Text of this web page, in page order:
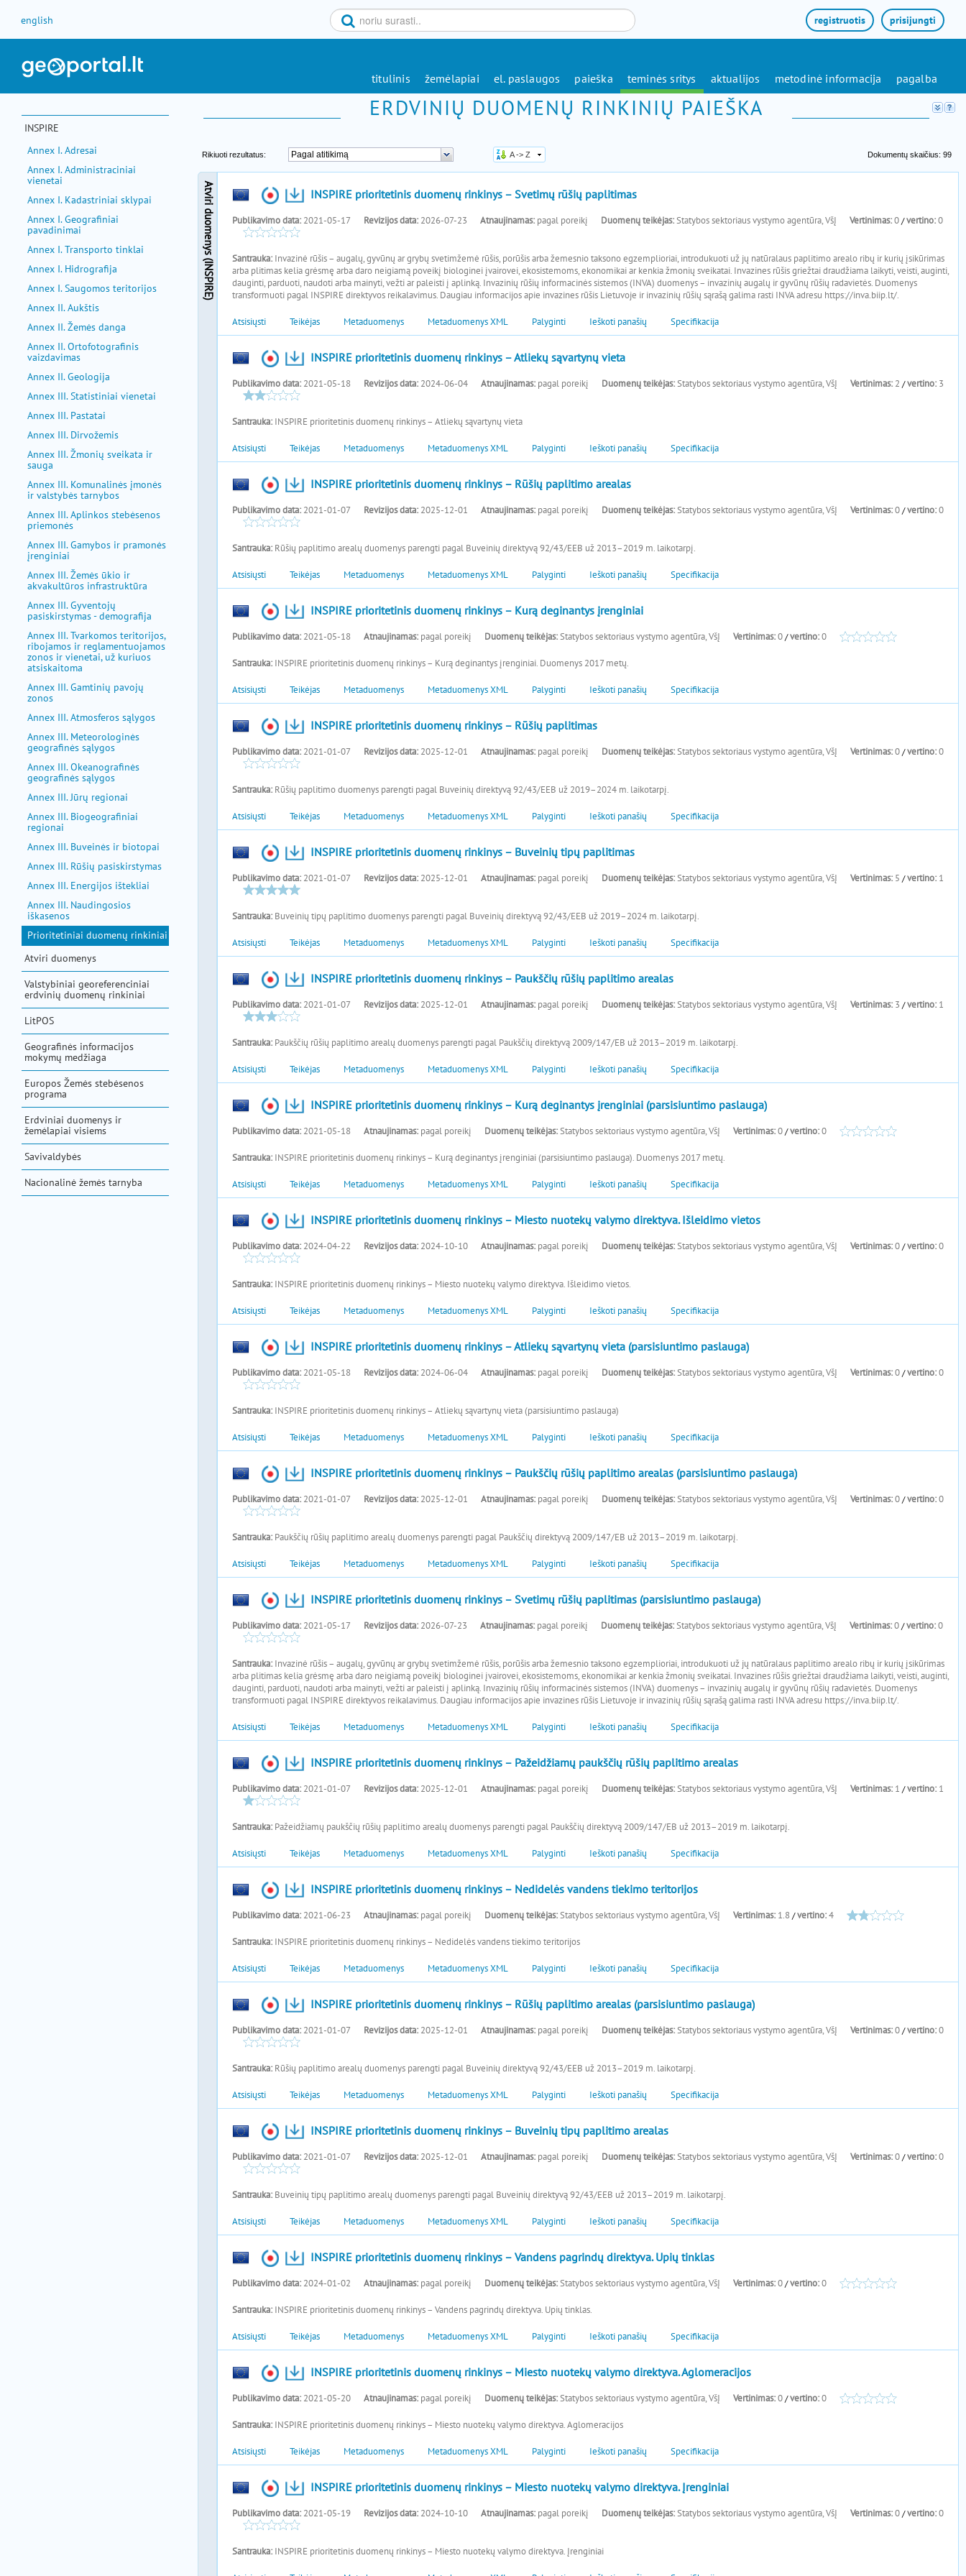
english
prisijungti
registruotis
titulinis žemėlapiai el. paslaugos paieška teminės sritys aktualijos metodinė informacija pagalba
INSPIRE
Annex I. Adresai
Annex I. Administraciniai
vienetai
Annex I. Kadastriniai sklypai
Annex I. Geografiniai
pavadinimai
Annex I. Transporto tinklai
Annex I. Hidrografija
Annex I. Saugomos teritorijos
Annex II. Aukštis
Annex II. Žemės danga
Annex II. Ortofotografinis
vaizdavimas
Annex II. Geologija
Annex III. Statistiniai vienetai
Annex III. Pastatai
Annex III. Dirvožemis
Annex III. Žmonių sveikata ir
sauga
Annex III. Komunalinės įmonės
ir valstybės tarnybos
Annex III. Aplinkos stebėsenos
priemonės
Annex III. Gamybos ir pramonės
įrenginiai
Annex III. Žemės ūkio ir
akvakultūros infrastruktūra
Annex III. Gyventojų
pasiskirstymas - demografija
Annex III. Tvarkomos teritorijos,
ribojamos ir reglamentuojamos
zonos ir vienetai, už kuriuos
atsiskaitoma
Annex III. Gamtinių pavojų
zonos
Annex III. Atmosferos sąlygos
Annex III. Meteorologinės
geografinės sąlygos
Annex III. Okeanografinės
geografinės sąlygos
Annex III. Jūrų regionai
Annex III. Biogeografiniai
regionai
Annex III. Buveinės ir biotopai
Annex III. Rūšių pasiskirstymas
Annex III. Energijos ištekliai
Annex III. Naudingosios
iškasenos
Prioritetiniai duomenų rinkiniai
Atviri duomenys
Valstybiniai georeferenciniai
erdvinių duomenų rinkiniai
LitPOS
Geografinės informacijos
mokymų medžiaga
Europos Žemės stebėsenos
programa
Erdviniai duomenys ir
žemėlapiai visiems
Savivaldybės
Nacionalinė žemės tarnyba